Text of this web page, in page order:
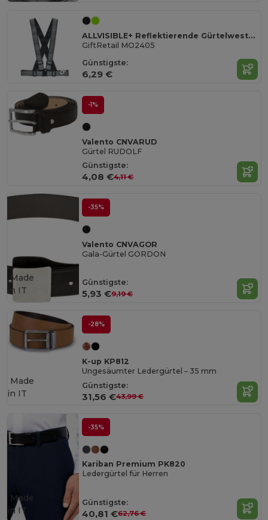
ALLVISIBLE+ Reflektierende Gürtelweste B3
GiftRetail MO2405
Günstigste:
6,29 €
-1%
Valento CNVARUD
Gürtel RUDOLF
Günstigste:
4,08 €4,11 €
-35%
Valento CNVAGOR
Gala-Gürtel GORDON
Günstigste:
5,93 €9,19 €
Made
in IT
-28%
K-up KP812
Ungesäumter Ledergürtel – 35 mm
Günstigste:
31,56 €43,99 €
Made
in IT
-35%
Kariban Premium PK820
Ledergürtel für Herren
Günstigste:
40,81 €62,76 €
Made
in IT